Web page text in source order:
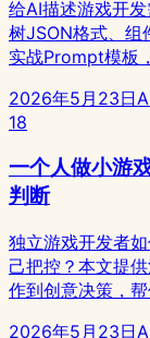
给AI描述游戏开
树JSON格式、组
实战Prompt模板
2026年5月23日
18
一个人做小游
判断
独立游戏开发者
己把控？本文提
作到创意决策，
2026年5月23日